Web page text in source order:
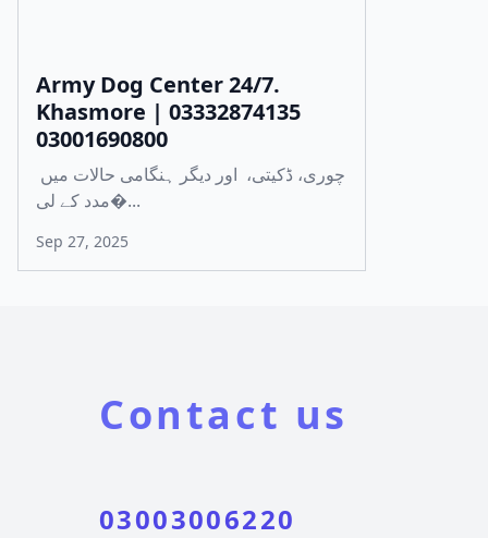
Army Dog Center 24/7.
Khasmore | 03332874135
03001690800
مدد کے لی�...
Sep 27, 2025
Contact us
03003006220